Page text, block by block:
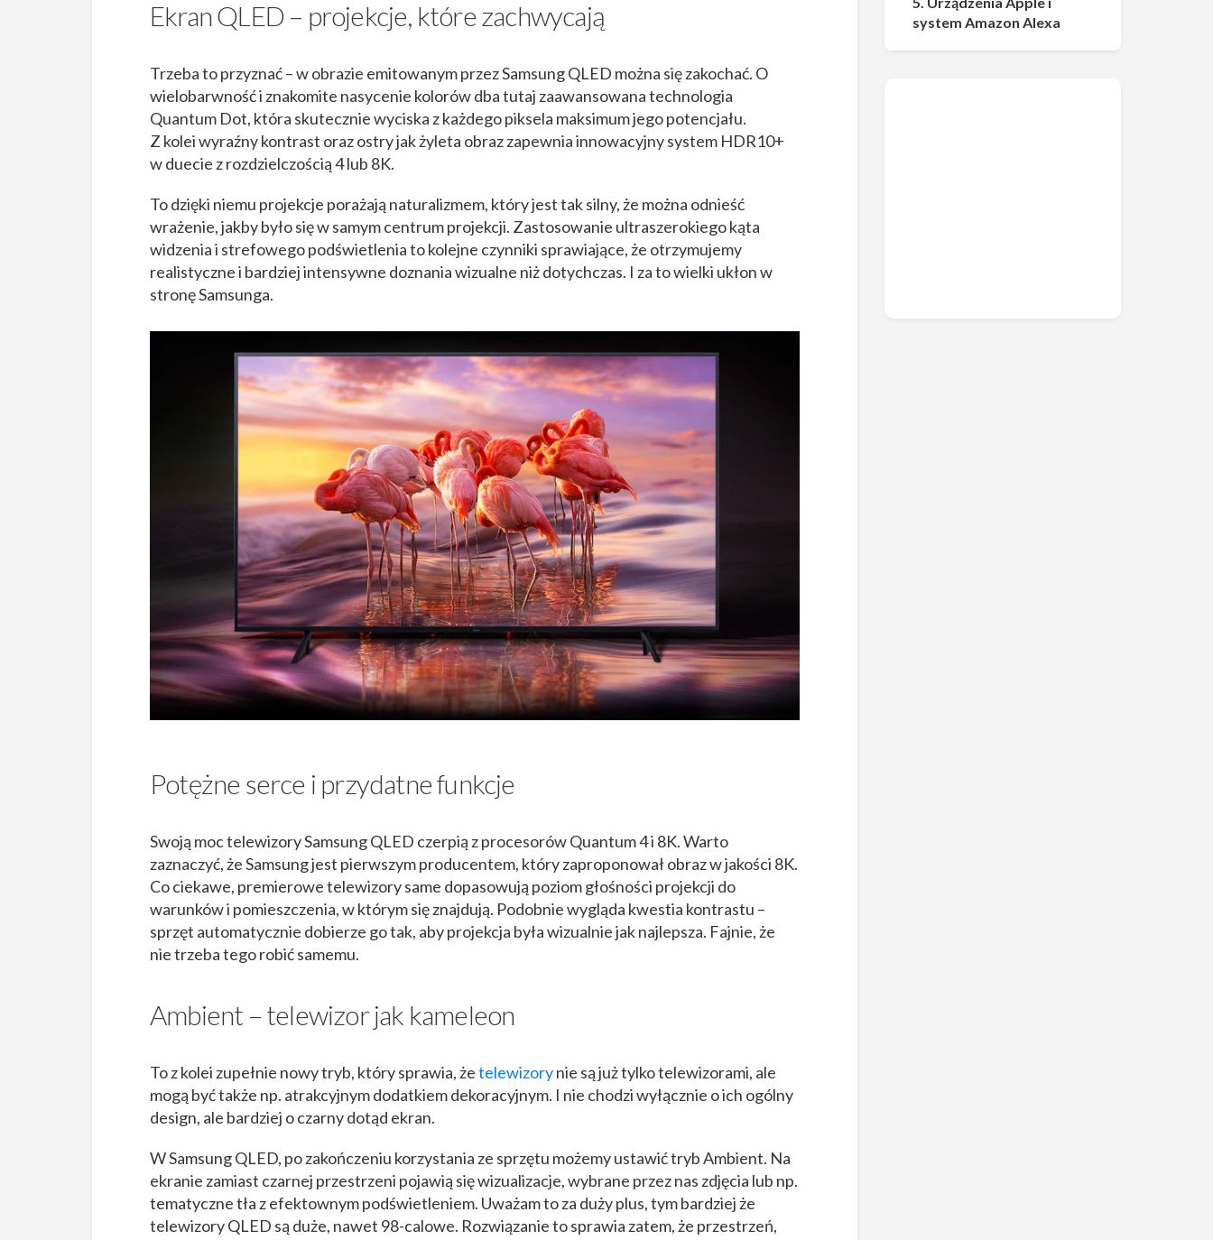
Ekran QLED – projekcje, które zachwycają
Trzeba to przyznać – w obrazie emitowanym przez Samsung QLED można się zakochać. O
wielobarwność i znakomite nasycenie kolorów dba tutaj zaawansowana technologia
Quantum Dot, która skutecznie wyciska z każdego piksela maksimum jego potencjału.
Z kolei wyraźny kontrast oraz ostry jak żyleta obraz zapewnia innowacyjny system HDR10+
w duecie z rozdzielczością 4 lub 8K.
To dzięki niemu projekcje porażają naturalizmem, który jest tak silny, że można odnieść
wrażenie, jakby było się w samym centrum projekcji. Zastosowanie ultraszerokiego kąta
widzenia i strefowego podświetlenia to kolejne czynniki sprawiające, że otrzymujemy
realistyczne i bardziej intensywne doznania wizualne niż dotychczas. I za to wielki ukłon w
stronę Samsunga.
Potężne serce i przydatne funkcje
Swoją moc telewizory Samsung QLED czerpią z procesorów Quantum 4 i 8K. Warto
zaznaczyć, że Samsung jest pierwszym producentem, który zaproponował obraz w jakości 8K.
Co ciekawe, premierowe telewizory same dopasowują poziom głośności projekcji do
warunków i pomieszczenia, w którym się znajdują. Podobnie wygląda kwestia kontrastu –
sprzęt automatycznie dobierze go tak, aby projekcja była wizualnie jak najlepsza. Fajnie, że
nie trzeba tego robić samemu.
Ambient – telewizor jak kameleon
To z kolei zupełnie nowy tryb, który sprawia, żetelewizorynie są już tylko telewizorami, ale
mogą być także np. atrakcyjnym dodatkiem dekoracyjnym. I nie chodzi wyłącznie o ich ogólny
design, ale bardziej o czarny dotąd ekran.
W Samsung QLED, po zakończeniu korzystania ze sprzętu możemy ustawić tryb Ambient. Na
ekranie zamiast czarnej przestrzeni pojawią się wizualizacje, wybrane przez nas zdjęcia lub np.
tematyczne tła z efektownym podświetleniem. Uważam to za duży plus, tym bardziej że
telewizory QLED są duże, nawet 98-calowe. Rozwiązanie to sprawia zatem, że przestrzeń,
system Amazon Alexa